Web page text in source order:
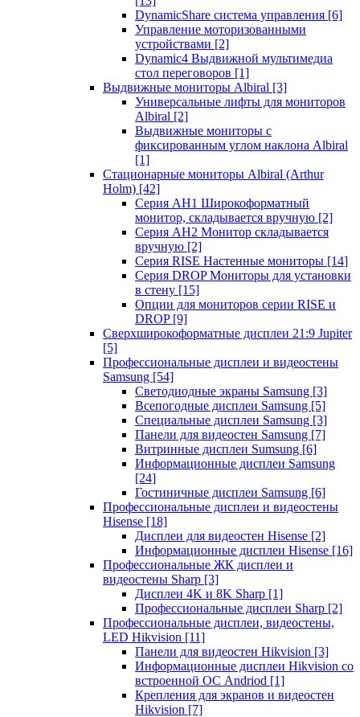
DynamicShare система управления [6]
Управление моторизованными
устройствами [2]
Dynamic4 Выдвижной мультимедиа
стол переговоров [1]
Выдвижные мониторы Albiral [3]
Универсальные лифты для мониторов
Albiral [2]
Выдвижные мониторы с
фиксированным углом наклона Albiral
[1]
Стационарные мониторы Albiral (Arthur
Holm) [42]
Серия AH1 Широкоформатный
монитор, складывается вручную [2]
Серия AH2 Монитор складывается
вручную [2]
Серия RISE Настенные мониторы [14]
Серия DROP Мониторы для установки
в стену [15]
Опции для мониторов серии RISE и
DROP [9]
Сверхширокоформатные дисплеи 21:9 Jupiter
[5]
Профессиональные дисплеи и видеостены
Samsung [54]
Светодиодные экраны Samsung [3]
Всепогодные дисплеи Samsung [5]
Специальные дисплеи Samsung [3]
Панели для видеостен Samsung [7]
Витринные дисплеи Sumsung [6]
Информационные дисплеи Samsung
[24]
Гостиничные дисплеи Samsung [6]
Профессиональные дисплеи и видеостены
Hisense [18]
Дисплеи для видеостен Hisense [2]
Информационные дисплеи Hisense [16]
Профессиональные ЖК дисплеи и
видеостены Sharp [3]
Дисплеи 4K и 8K Sharp [1]
Профессиональные дисплеи Sharp [2]
Профессиональные дисплеи, видеостены,
LED Hikvision [11]
Панели для видеостен Hikvision [3]
Информационные дисплеи Hikvision со
встроенной ОС Andriod [1]
Крепления для экранов и видеостен
Hikvision [7]